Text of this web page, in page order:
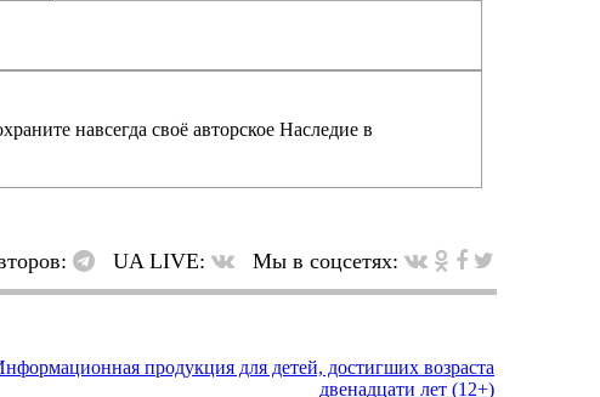
навсегда своё авторское Наследие в
UA LIVE: Мы в соцсетях: